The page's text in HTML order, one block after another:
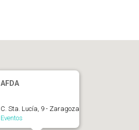
AFDA
C. Sta. Lucía, 9 - Zaragoza
Eventos